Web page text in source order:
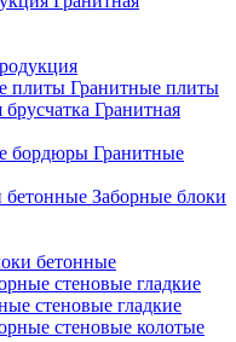
Гранитные плиты
Гранитная
Гранитные
Заборные блоки
бетонные
стеновые гладкие